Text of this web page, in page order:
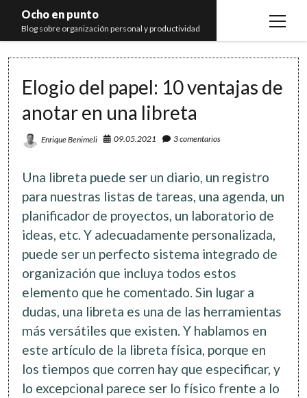
Ocho en punto
Blog sobre organización personal y productividad
open
Libros
Recomendaciones
Elogio del papel: 10 ventajas de
anotar en una libreta
Enrique Benimeli 09.05.2021 3 comentarios
Una libreta puede ser un diario, un registro
para nuestras listas de tareas, una agenda, un
planificador de proyectos, un laboratorio de
ideas, etc. Y adecuadamente personalizada,
puede ser un perfecto sistema integrado de
organización que incluya todos estos
elemento que he comentado. Sin lugar a
dudas, una libreta es una de las herramientas
más versátiles que existen. Y hablamos en
este artículo de la libreta física, porque en
los tiempos que corren hay que especificar, y
lo excepcional parece ser lo físico frente a lo